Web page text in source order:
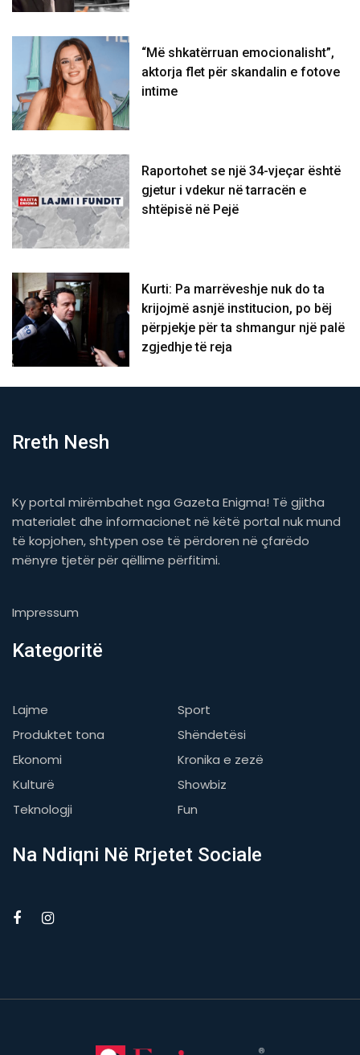
“Më shkatërruan emocionalisht”,
aktorja flet për skandalin e fotove
intime
Raportohet se një 34-vjeçar është
gjetur i vdekur në tarracën e
shtëpisë në Pejë
Kurti: Pa marrëveshje nuk do ta
krijojmë asnjë institucion, po bëj
përpjekje për ta shmangur një palë
zgjedhje të reja
Rreth Nesh
Ky portal mirëmbahet nga Gazeta Enigma! Të gjitha
materialet dhe informacionet në këtë portal nuk mund
të kopjohen, shtypen ose të përdoren në çfarëdo
mënyre tjetër për qëllime përfitimi.
Impressum
Kategoritë
Lajme
Sport
Produktet tona
Shëndetësi
Ekonomi
Kronika e zezë
Kulturë
Showbiz
Teknologji
Fun
Na Ndiqni Në Rrjetet Sociale